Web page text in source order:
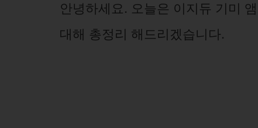
안녕하세요. 오늘은 이지듀 기미
대해 총정리 해드리겠습니다.